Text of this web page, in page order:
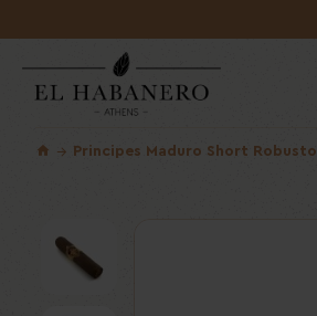
Principes Maduro Short Robusto